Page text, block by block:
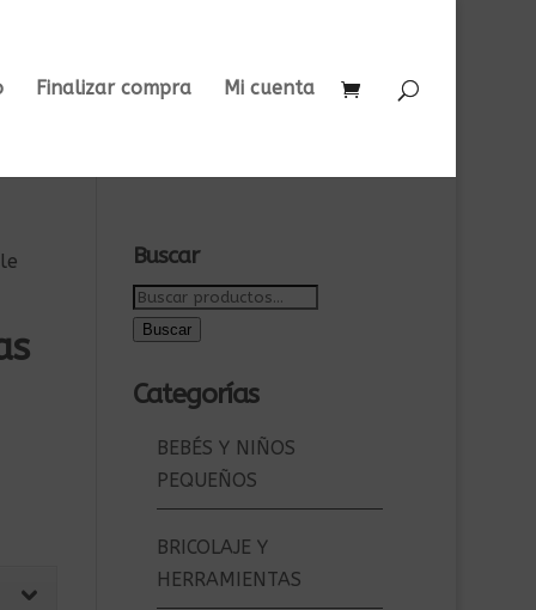
Finalizar compra Mi cuenta
Buscar
Buscar
por:
Buscar
Categorías
BEBÉS Y NIÑOS
PEQUEÑOS
BRICOLAJE Y
HERRAMIENTAS